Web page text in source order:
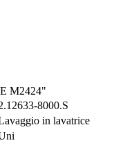
M2424"
8000.S
in lavatrice